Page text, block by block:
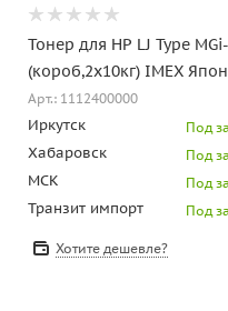
Тонер для HP LJ Type
(короб,2х10кг) IMEX
Арт.: 1112400000
Иркутск Под
Хабаровск Под
МСК Под
Транзит импорт Под
Хотите дешевле?